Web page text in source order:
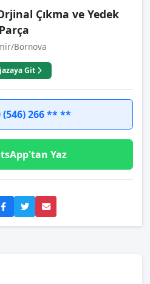
Çıkma ve Yedek
Parça
Bornova
Git
(546) 266 ** **
Yaz